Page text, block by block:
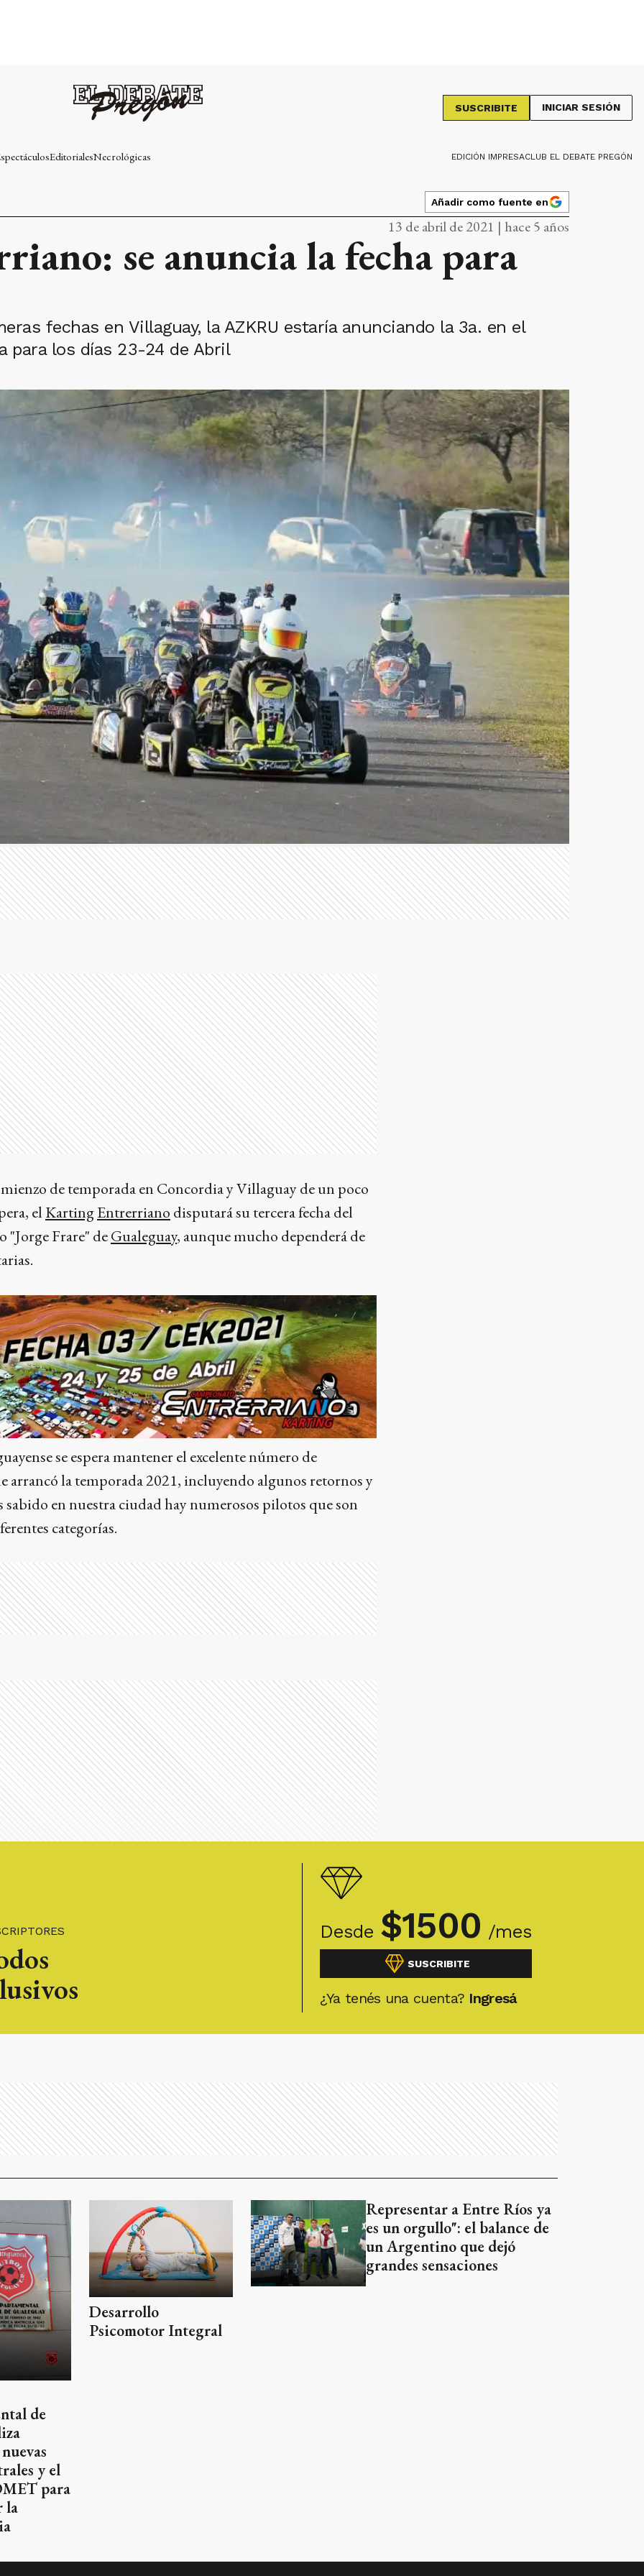
SUSCRIBITE INICIAR SESIÓN
EditorialesNecrológicas EDICIÓN IMPRESACLUB EL DEBATE PREGÓN
Añadir como fuente en
13 de abril de 2021 | hace 5 años
se anuncia la fecha para
fechas en Villaguay, la AZKRU estaría anunciando la 3a. en el
para los días 23-24 de Abril
Desde $1500 /mes
SUSCRIBITE
¿Ya tenés una cuenta? Ingresá
de temporada en Concordia y Villaguay de un poco
el KartingEntrerriano disputará su tercera fecha del
"Jorge Frare" deGualeguay, aunque mucho dependerá de
se espera mantener el excelente número de
arrancó la temporada 2021, incluyendo algunos retornos y
sabido en nuestra ciudad hay numerosos pilotos que son
categorías.
de
y el
para
la
Desarrollo
Psicomotor Integral
Representar a Entre Ríos ya
es un orgullo": el balance de
un Argentino que dejó
grandes sensaciones